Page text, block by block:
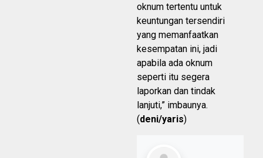
oknum tertentu untuk
keuntungan tersendiri
yang memanfaatkan
kesempatan ini, jadi
apabila ada oknum
seperti itu segera
laporkan dan tindak
lanjuti,” imbaunya.
(deni/yaris)